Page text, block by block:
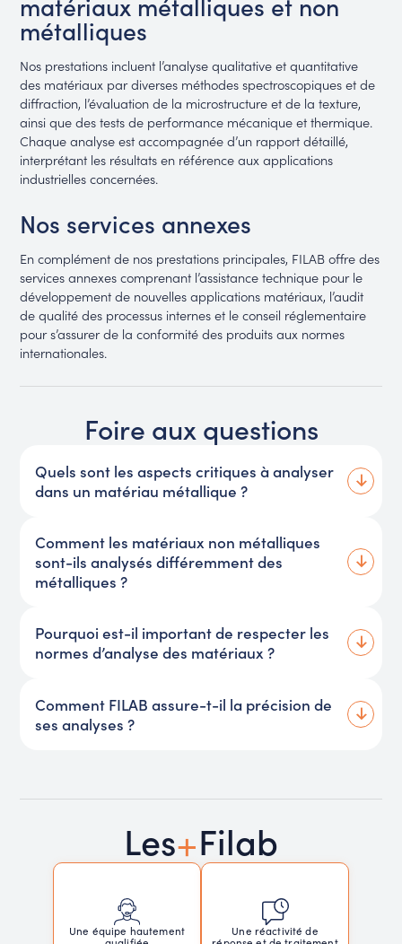
métalliques
Nos prestations incluent l’analyse qualitative et quantitative
des matériaux par diverses méthodes spectroscopiques et de
diffraction, l’évaluation de la microstructure et de la texture,
ainsi que des tests de performance mécanique et thermique.
Chaque analyse est accompagnée d’un rapport détaillé,
interprétant les résultats en référence aux applications
industrielles concernées.
Nos services annexes
En complément de nos prestations principales, FILAB offre des
services annexes comprenant l’assistance technique pour le
développement de nouvelles applications matériaux, l’audit
de qualité des processus internes et le conseil réglementaire
pour s’assurer de la conformité des produits aux normes
internationales.
Foire aux questions
Quels sont les aspects critiques à analyser
dans un matériau métallique ?
Comment les matériaux non métalliques
sont-ils analysés différemment des
métalliques ?
Pourquoi est-il important de respecter les
normes d’analyse des matériaux ?
Comment FILAB assure-t-il la précision de
ses analyses ?
Les+Filab
Une équipe hautement
Une réactivité de